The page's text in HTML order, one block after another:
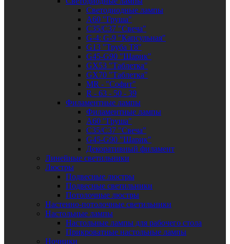
Светодиодные лампы
A60 "Груша"
C35/C37 "Свеча"
G-4: G-9 "Капсульная"
G13 "Труба Т8"
G45-G90 "Шарик"
GX53 "Таблетка"
GX70 "Таблетка"
MR - "Софит"
R - 63 - 50 - 39
Филаментные лампы
Филаментные лампы
A60 "Груша"
C35/C37 "Свеча"
G45-G90 "Шарик"
Декоративный филамент
Линейные светильники
Люстры
Подвесные люстры
Подвесные светильники
Потолочные люстры
Настенно-потолочные светильники
Настольные лампы
Настольные лампы для рабочего стола
Прикроватные настольные лампы
Ночники